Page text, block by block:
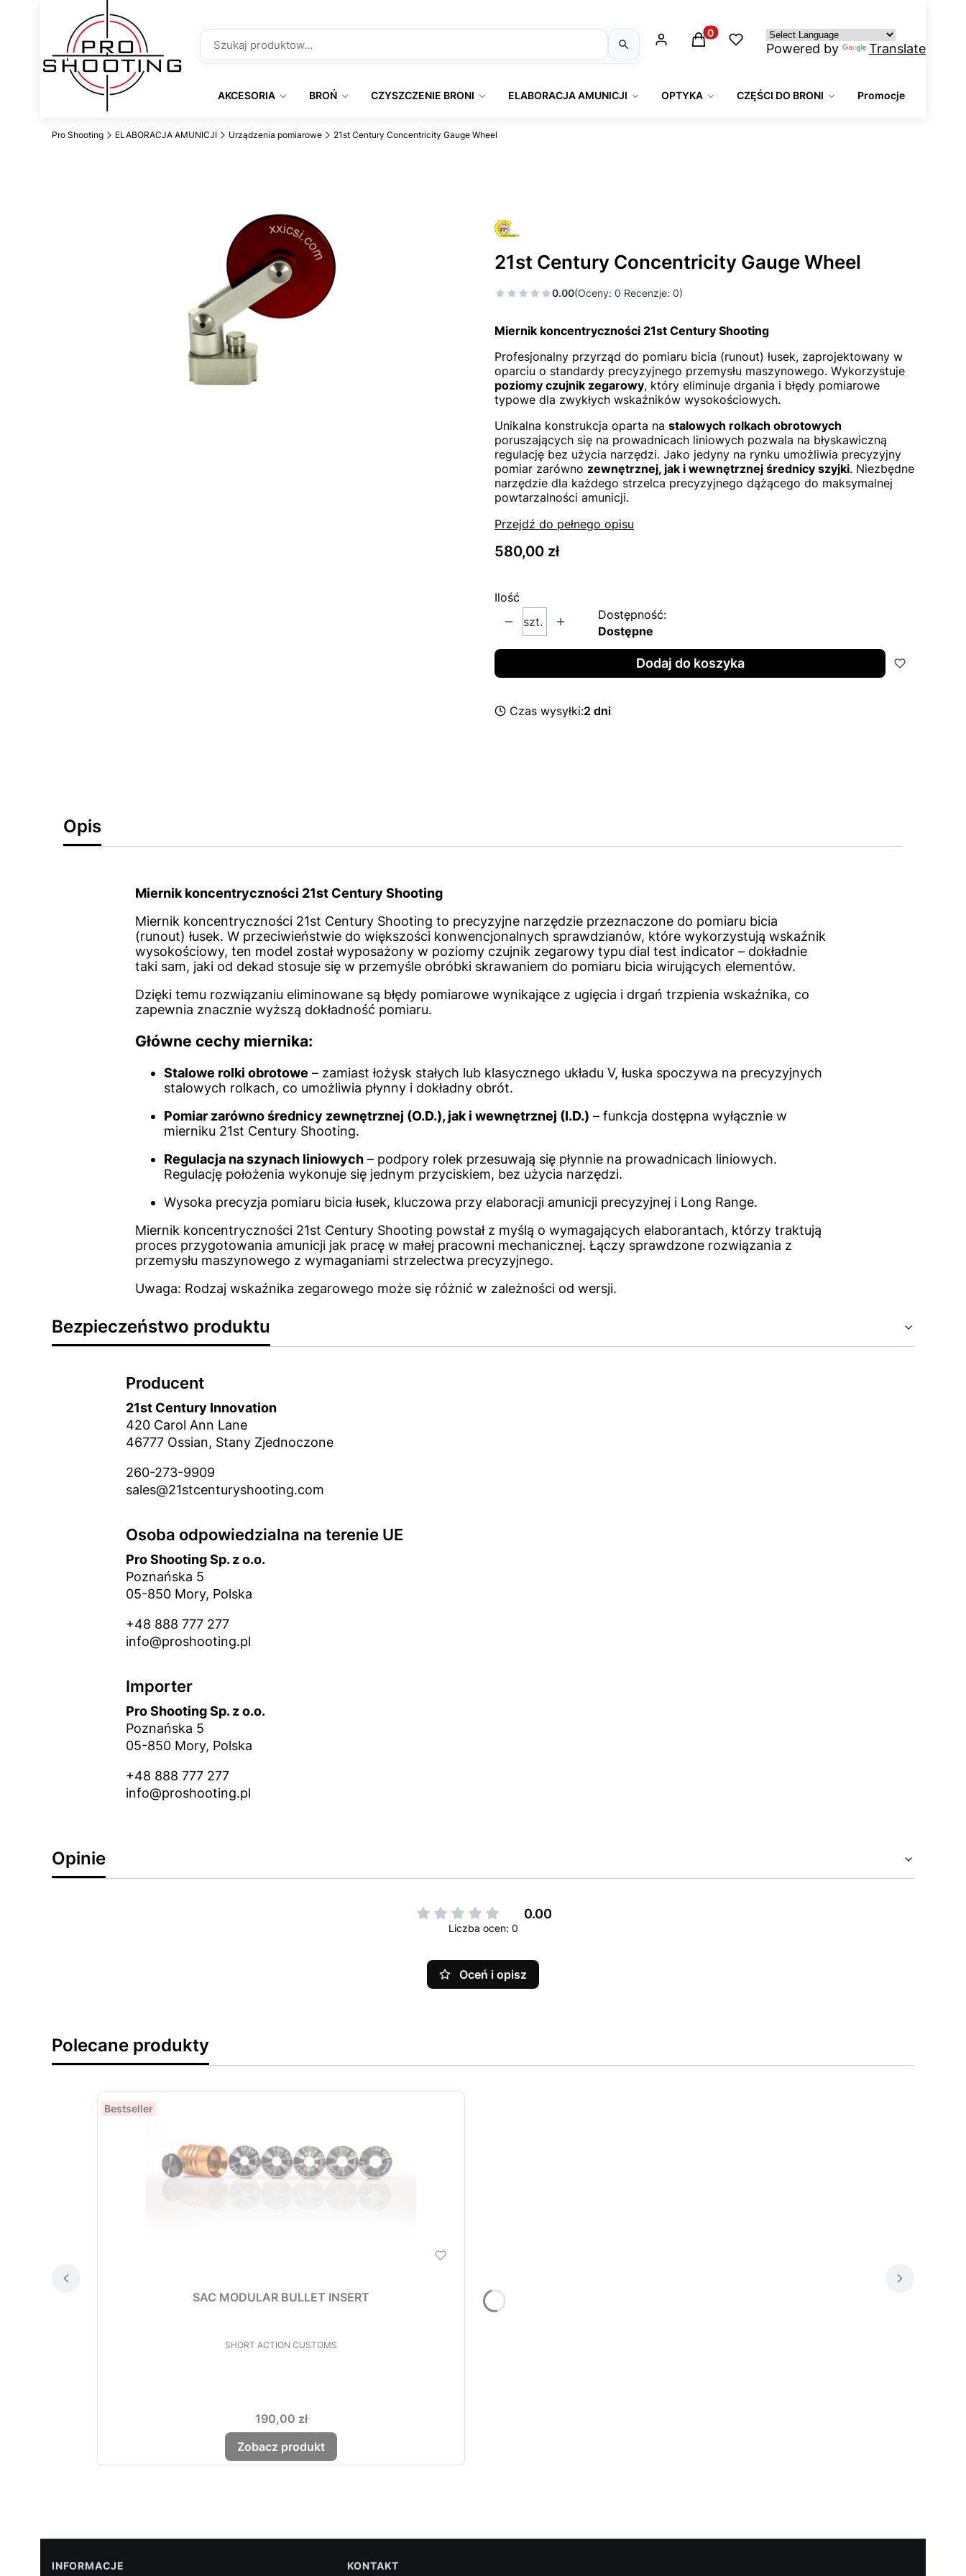
Produkty w koszyku: 0. Zobacz szczegóły
Powered by Translate
AKCESORIA BROŃ CZYSZCZENIE BRONI ELABORACJA AMUNICJI OPTYKA CZĘŚCI DO BRONI Promocje
Pro Shooting ELABORACJA AMUNICJI Urządzenia pomiarowe 21st Century Concentricity Gauge Wheel
21st Century Concentricity Gauge Wheel
0.00(Oceny: 0 Recenzje: 0)
Miernik koncentryczności 21st Century Shooting
Profesjonalny przyrząd do pomiaru bicia (runout) łusek, zaprojektowany w
oparciu o standardy precyzyjnego przemysłu maszynowego. Wykorzystuje
poziomy czujnik zegarowy, który eliminuje drgania i błędy pomiarowe
typowe dla zwykłych wskaźników wysokościowych.
Unikalna konstrukcja oparta na stalowych rolkach obrotowych
poruszających się na prowadnicach liniowych pozwala na błyskawiczną
regulację bez użycia narzędzi. Jako jedyny na rynku umożliwia precyzyjny
pomiar zarówno zewnętrznej, jak i wewnętrznej średnicy szyjki. Niezbędne
narzędzie dla każdego strzelca precyzyjnego dążącego do maksymalnej
powtarzalności amunicji.
Przejdź do pełnego opisu
Cena
580,00 zł
Ilość
szt.
Dostępność:
Dostępne
Dodaj do koszyka
Czas wysyłki:2 dni
Opis
Miernik koncentryczności 21st Century Shooting
Miernik koncentryczności 21st Century Shooting to precyzyjne narzędzie przeznaczone do pomiaru bicia
(runout) łusek. W przeciwieństwie do większości konwencjonalnych sprawdzianów, które wykorzystują wskaźnik
wysokościowy, ten model został wyposażony w poziomy czujnik zegarowy typu dial test indicator – dokładnie
taki sam, jaki od dekad stosuje się w przemyśle obróbki skrawaniem do pomiaru bicia wirujących elementów.
Dzięki temu rozwiązaniu eliminowane są błędy pomiarowe wynikające z ugięcia i drgań trzpienia wskaźnika, co
zapewnia znacznie wyższą dokładność pomiaru.
Główne cechy miernika:
Stalowe rolki obrotowe – zamiast łożysk stałych lub klasycznego układu V, łuska spoczywa na precyzyjnych
stalowych rolkach, co umożliwia płynny i dokładny obrót.
Pomiar zarówno średnicy zewnętrznej (O.D.), jak i wewnętrznej (I.D.) – funkcja dostępna wyłącznie w
mierniku 21st Century Shooting.
Regulacja na szynach liniowych – podpory rolek przesuwają się płynnie na prowadnicach liniowych.
Regulację położenia wykonuje się jednym przyciskiem, bez użycia narzędzi.
Wysoka precyzja pomiaru bicia łusek, kluczowa przy elaboracji amunicji precyzyjnej i Long Range.
Miernik koncentryczności 21st Century Shooting powstał z myślą o wymagających elaborantach, którzy traktują
proces przygotowania amunicji jak pracę w małej pracowni mechanicznej. Łączy sprawdzone rozwiązania z
przemysłu maszynowego z wymaganiami strzelectwa precyzyjnego.
Uwaga: Rodzaj wskaźnika zegarowego może się różnić w zależności od wersji.
Bezpieczeństwo produktu
Producent
21st Century Innovation
420 Carol Ann Lane
46777 Ossian, Stany Zjednoczone
260-273-9909
sales@21stcenturyshooting.com
Osoba odpowiedzialna na terenie UE
Pro Shooting Sp. z o.o.
Poznańska 5
05-850 Mory, Polska
+48 888 777 277
info@proshooting.pl
Importer
Pro Shooting Sp. z o.o.
Poznańska 5
05-850 Mory, Polska
+48 888 777 277
info@proshooting.pl
Opinie
0.00
Liczba ocen: 0
Oceń i opisz
Polecane produkty
Bestseller
SAC MODULAR BULLET INSERT
PRODUCENT
SHORT ACTION CUSTOMS
Cena
190,00 zł
Zobacz produkt
INFORMACJE KONTAKT